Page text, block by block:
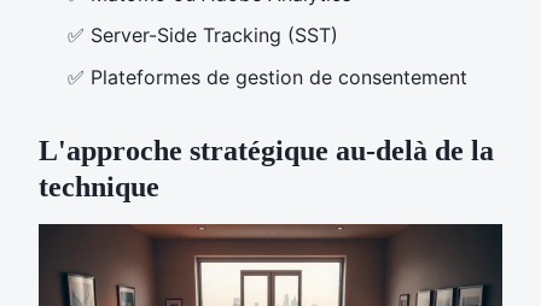
✅ Server-Side Tracking (SST)
✅ Plateformes de gestion de consentement
L'approche stratégique au-delà de la
technique